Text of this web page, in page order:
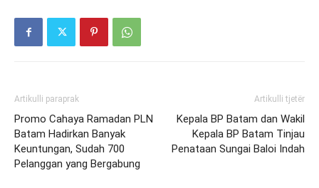
Artikulli paraprak
Promo Cahaya Ramadan PLN
Batam Hadirkan Banyak
Keuntungan, Sudah 700
Pelanggan yang Bergabung
Artikulli tjetër
Kepala BP Batam dan Wakil
Kepala BP Batam Tinjau
Penataan Sungai Baloi Indah